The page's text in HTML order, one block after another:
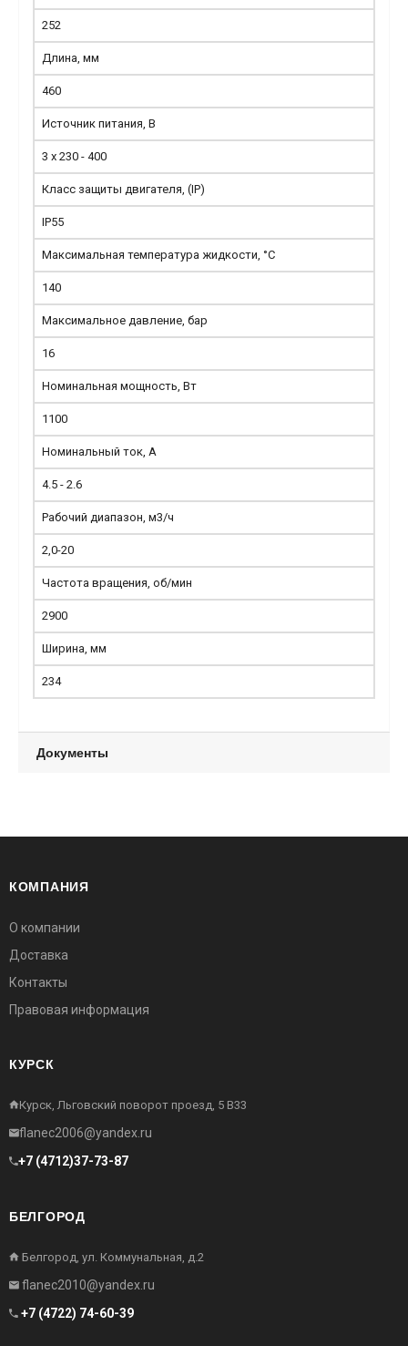
252
Длина, мм
460
Источник питания, В
3 x 230 - 400
Класс защиты двигателя, (IP)
IP55
Максимальная температура жидкости, °С
140
Максимальное давление, бар
16
Номинальная мощность, Вт
1100
Номинальный ток, А
4.5 - 2.6
Рабочий диапазон, м3/ч
2,0-20
Частота вращения, об/мин
2900
Ширина, мм
234
Документы
КОМПАНИЯ
О компании
Доставка
Контакты
Правовая информация
КУРСК
Курск, Льговский поворот проезд, 5 В33
flanec2006@yandex.ru
+7 (4712)37-73-87
БЕЛГОРОД
Белгород, ул. Коммунальная, д.2
flanec2010@yandex.ru
+7 (4722) 74-60-39